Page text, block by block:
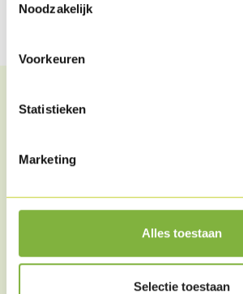
Noodzakelijk
Voorkeuren
Statistieken
Marketing
Alles toestaan
Selectie toestaan
Partager